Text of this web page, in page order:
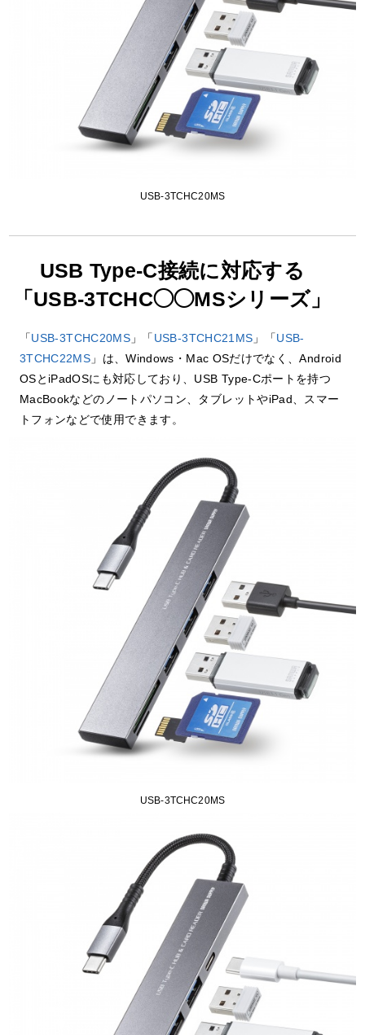
USB-3TCHC20MS
USB Type-C接続に対応する
「USB-3TCHC◯◯MSシリーズ」
「USB-3TCHC20MS 」「 USB-3TCHC21MS 」「USB-
3TCHC22MS 」は、Windows・Mac OSだけでなく、Android
OSとiPadOSにも対応しており、USB Type-Cポートを持つ
MacBookなどのノートパソコン、タブレットやiPad、スマー
トフォンなどで使用できます。
USB-3TCHC20MS